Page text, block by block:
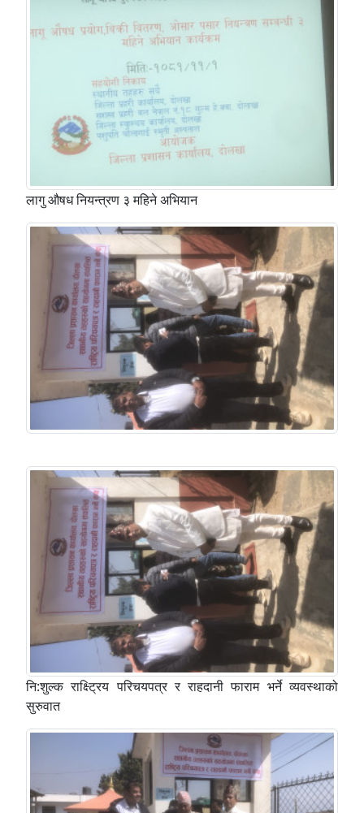
लागु औषध नियन्त्रण ३ महिने अभियान
नि:शुल्क राक्ष्ट्रिय परिचयपत्र र राहदानी फाराम भर्ने व्यवस्थाको
सुरुवात